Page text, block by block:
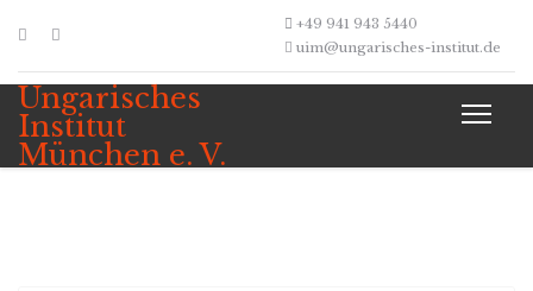
+49 941 943 5440
uim@ungarisches-institut.de
Ungarisches
Institut
München e. V.